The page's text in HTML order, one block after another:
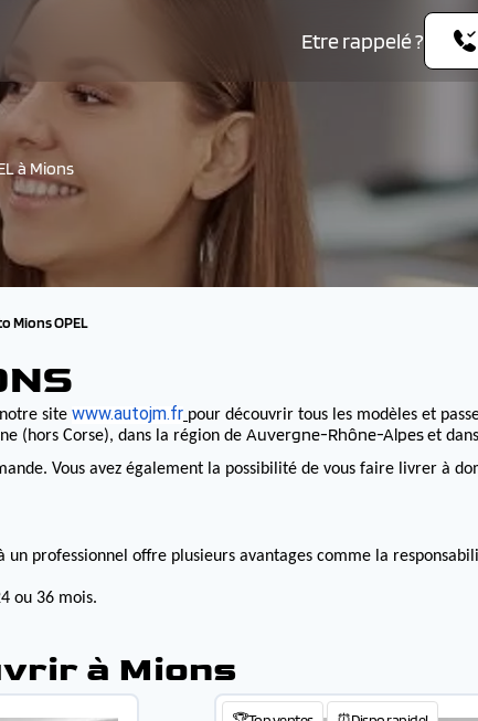
Etre rappelé ?
à Mions
Mions OPEL
site www.autojm.fr pour découvrir tous les modèles et
(hors Corse), dans la région de Auvergne-Rhône-Alpeset
Vous avez également la possibilité de vous faire livrer à
professionnel offre plusieurs avantages comme la
ou 36 mois.
à Mions